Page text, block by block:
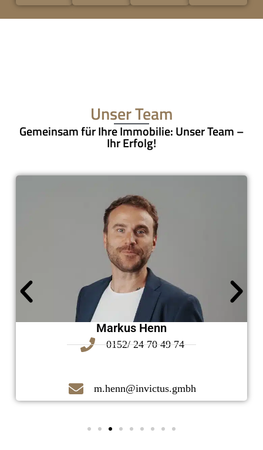
Unser Team
Gemeinsam für Ihre Immobilie: Unser Team –
Ihr Erfolg!
Markus Henn
0152/ 24 70 49 74
m.henn@invictus.gmbh